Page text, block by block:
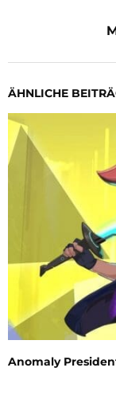
ÄHNLICHE
Anomaly